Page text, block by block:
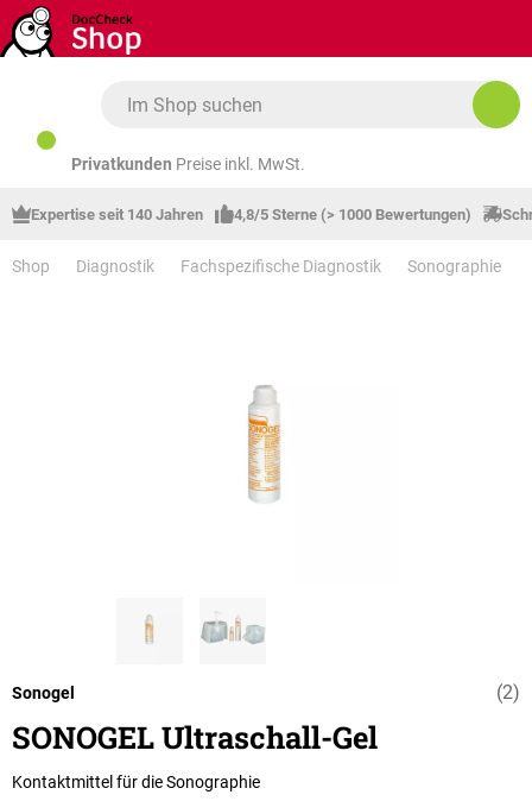
Zum Hauptinhalt springen
Privatkunden Preise inkl. MwSt.
Expertise seit 140 Jahren 4,8/5 Sterne (> 1000 Bewertungen)
Shop Diagnostik Fachspezifische Diagnostik Sonographie
(2)
Sonogel
SONOGEL Ultraschall-Gel
Kontaktmittel für die Sonographie